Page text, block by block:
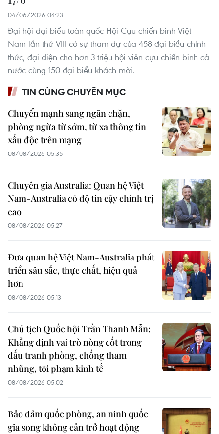
04/06/2026 04:23
Đại hội đại biểu toàn quốc Hội Cựu chiến binh Việt
Nam lần thứ VIII có sự tham dự của 458 đại biểu chính
thức, đại diện cho hơn 3 triệu hội viên cựu chiến binh cả
nước cùng 150 đại biểu khách mời.
TIN CÙNG CHUYÊN MỤC
Chuyển mạnh sang ngăn chặn,
phòng ngừa từ sớm, từ xa thông tin
xấu độc trên mạng
08/08/2026 05:35
Chuyên gia Australia: Quan hệ Việt
Nam-Australia có độ tin cậy chính trị
cao
08/08/2026 05:27
Đưa quan hệ Việt Nam-Australia phát
triển sâu sắc, thực chất, hiệu quả
hơn
08/08/2026 05:13
Chủ tịch Quốc hội Trần Thanh Mẫn:
Khẳng định vai trò nòng cốt trong
đấu tranh phòng, chống tham
nhũng, tội phạm kinh tế
08/08/2026 05:02
Bảo đảm quốc phòng, an ninh quốc
gia song không cản trở hoạt động